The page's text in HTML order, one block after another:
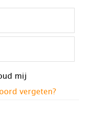
mij
vergeten?